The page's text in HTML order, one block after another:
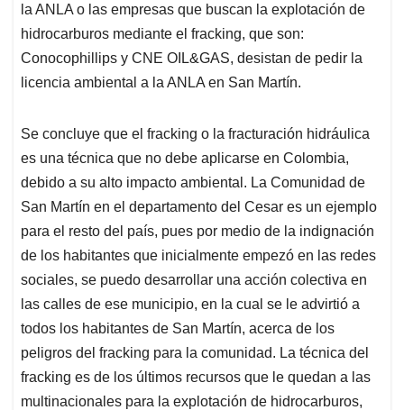
la ANLA o las empresas que buscan la explotación de
hidrocarburos mediante el fracking, que son:
Conocophillips y CNE OIL&GAS, desistan de pedir la
licencia ambiental a la ANLA en San Martín.
Se concluye que el fracking o la fracturación hidráulica
es una técnica que no debe aplicarse en Colombia,
debido a su alto impacto ambiental. La Comunidad de
San Martín en el departamento del Cesar es un ejemplo
para el resto del país, pues por medio de la indignación
de los habitantes que inicialmente empezó en las redes
sociales, se puedo desarrollar una acción colectiva en
las calles de ese municipio, en la cual se le advirtió a
todos los habitantes de San Martín, acerca de los
peligros del fracking para la comunidad. La técnica del
fracking es de los últimos recursos que le quedan a las
multinacionales para la explotación de hidrocarburos,